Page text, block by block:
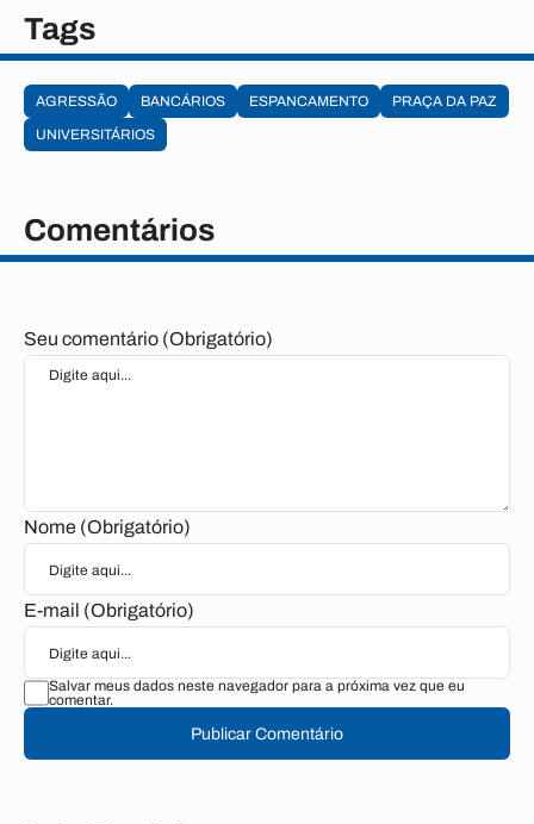
Tags
AGRESSÃO BANCÁRIOS ESPANCAMENTO
PRAÇA DA PAZ
UNIVERSITÁRIOS
Comentários
Seu comentário (Obrigatório)
Nome (Obrigatório)
E-mail (Obrigatório)
Salvar meus dados neste navegador para a próxima vez que eu
comentar.
Publicar Comentário